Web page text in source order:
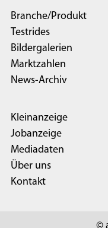
Branche/Produkt
Testrides
Bildergalerien
Marktzahlen
News-Archiv
Kleinanzeige
Jobanzeige
Mediadaten
Über uns
Kontakt